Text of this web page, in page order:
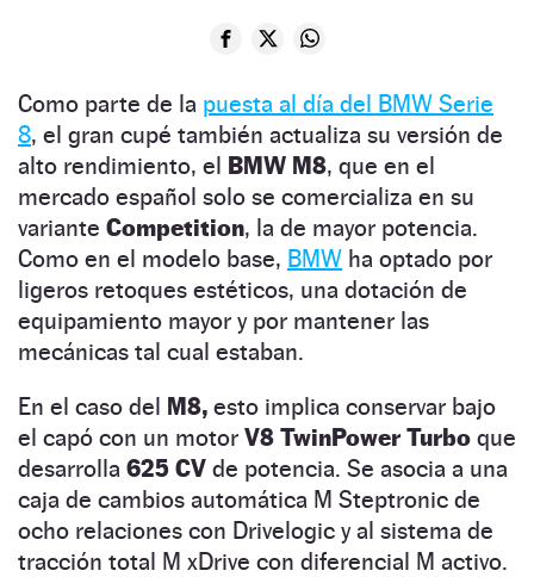
Como parte de la puesta al día del BMW Serie
8, el gran cupé también actualiza su versión de
alto rendimiento, el BMW M8, que en el
mercado español solo se comercializa en su
variante Competition, la de mayor potencia.
Como en el modelo base, BMW ha optado por
ligeros retoques estéticos, una dotación de
equipamiento mayor y por mantener las
mecánicas tal cual estaban.
En el caso del M8, esto implica conservar bajo
el capó con un motor V8 TwinPower Turbo que
desarrolla 625 CV de potencia. Se asocia a una
caja de cambios automática M Steptronic de
ocho relaciones con Drivelogic y al sistema de
tracción total M xDrive con diferencial M activo.